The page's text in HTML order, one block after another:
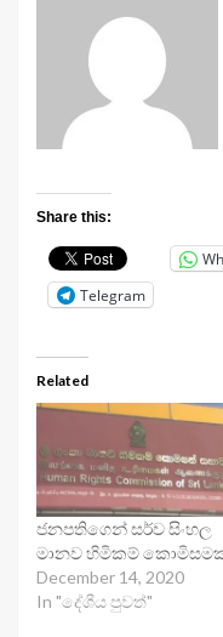
Share this:
Telegram
Related
ජනපතිගෙන් සර්ව සිංහල
මානව හිමිකම්
December 14, 2020
In "දේශීය පුවත්"